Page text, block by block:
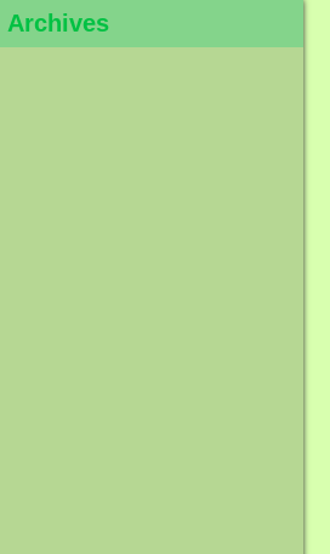
Archives